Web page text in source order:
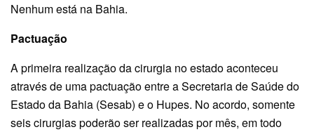
Nenhum está na Bahia.
Pactuação
A primeira realização da cirurgia no estado aconteceu
através de uma pactuação entre a Secretaria de Saúde do
Estado da Bahia (Sesab) e o Hupes. No acordo, somente
seis cirurgias poderão ser realizadas por mês, em todo